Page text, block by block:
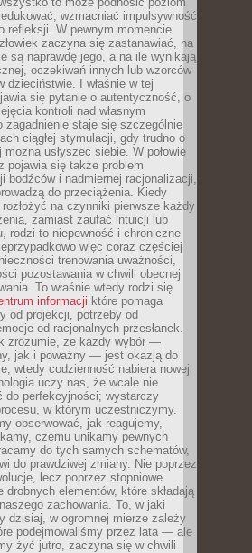
wzmacniać impulsywność
refleksji. W pewnym momencie
zaczyna się zastanawiać, na
są naprawdę jego, a na ile wynikają
oczekiwań innych lub wzorców
dzieciństwie. I właśnie w tej
się pytanie o autentyczność, o
kontroli nad własnym
zagadnienie staje się szczególnie
ciągłej stymulacji, gdy trudno o
usłyszeć siebie. W połowie
pojawia się także problem
bodźców i nadmiernej racjonalizacji,
do przeciążenia. Kiedy
rozłożyć na czynniki pierwsze każdy
zamiast zaufać intuicji lub
rodzi to niepewność i chroniczne
więc coraz częściej
trenowania uważności,
pozostawania w chwili obecnej
To właśnie wtedy rodzi się
informacji które pomaga
od projekcji, potrzeby od
od racjonalnych przesłanek.
zrozumie, że każdy wybór —
jak i poważny — jest okazją do
wtedy codzienność nabiera nowej
uczy nas, że wcale nie
do perfekcyjności; wystarczy
w którym uczestniczymy.
obserwować, jak reagujemy,
czemu unikamy pewnych
do tych samych schematów,
do prawdziwej zmiany. Nie poprzez
lecz poprzez stopniowe
drobnych elementów, które składają
zachowania. To, w jaki
dzisiaj, w ogromnej mierze zależy
podejmowaliśmy przez lata — ale
żyć jutro, zaczyna się w chwili